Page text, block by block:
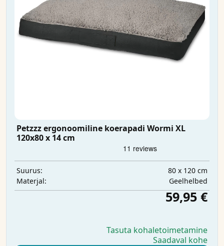
Petzzz ergonoomiline koerapadi Wormi XL
120x80 x 14 cm
Suurus:
80 x 120 cm
Materjal:
Geelhelbed
59,95 €
Tasuta kohaletoimetamine
Saadaval kohe